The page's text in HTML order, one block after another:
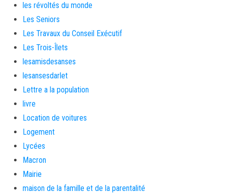
les révoltés du monde
Les Seniors
Les Travaux du Conseil Exécutif
Les Trois-Îlets
lesamisdesanses
lesansesdarlet
Lettre a la population
livre
Location de voitures
Logement
Lycées
Macron
Mairie
maison de la famille et de la parentalité